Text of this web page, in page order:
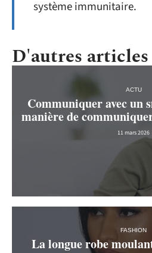
système immunitaire.
D'autres
ACTU
Communiquer avec un
manière de
11 mars 2026
FASHION
La longue robe